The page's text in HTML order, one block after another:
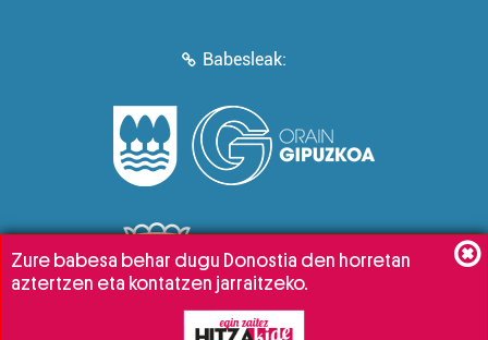
Babesleak:
Zure babesa behar dugu Donostia den horretan
aztertzen eta kontatzen jarraitzeko.